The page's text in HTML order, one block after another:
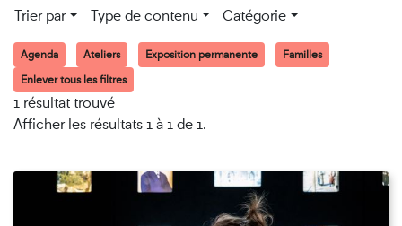
Trier par Type de contenu Catégorie
Agenda Ateliers Exposition permanente
Familles
Enlever tous les filtres
1 résultat trouvé
Afficher les résultats 1 à 1 de 1.